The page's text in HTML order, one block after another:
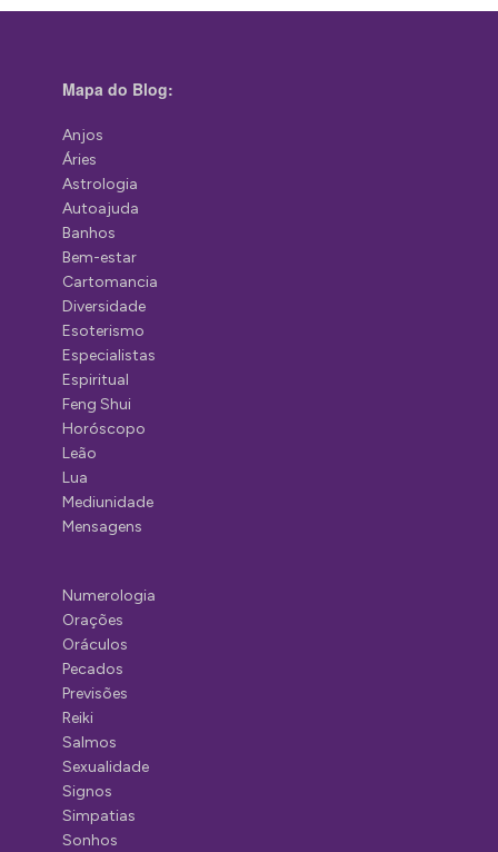
Mapa do Blog:
Anjos
Áries
Astrologia
Autoajuda
Banhos
Bem-estar
Cartomancia
Diversidade
Esoterismo
Especialistas
Espiritual
Feng Shui
Horóscopo
Leão
Lua
Mediunidade
Mensagens
Numerologia
Orações
Oráculos
Pecados
Previsões
Reiki
Salmos
Sexualidade
Signos
Simpatias
Sonhos